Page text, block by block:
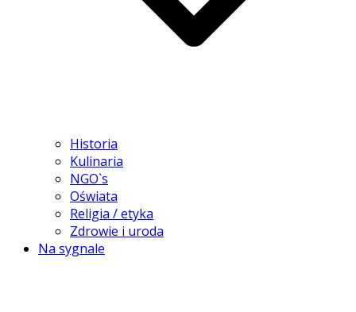
Historia
Kulinaria
NGO`s
Oświata
Religia / etyka
Zdrowie i uroda
Na sygnale